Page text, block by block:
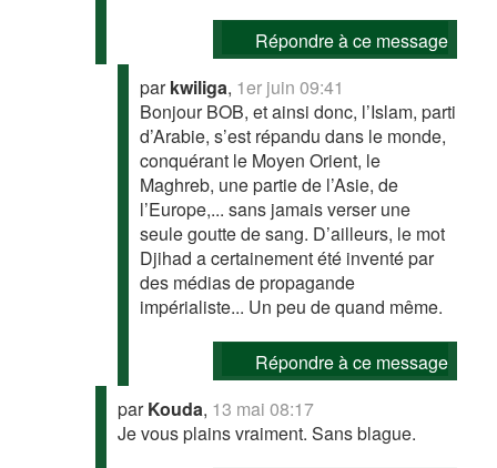
Répondre à ce message
parkwiliga, 1er juin 09:41
Bonjour BOB, et ainsi donc, l’Islam, parti
d’Arabie, s’est répandu dans le monde,
conquérant le Moyen Orient, le
Maghreb, une partie de l’Asie, de
l’Europe,... sans jamais verser une
seule goutte de sang. D’ailleurs, le mot
Djihad a certainement été inventé par
des médias de propagande
impérialiste... Un peu de quand même.
Répondre à ce message
parKouda, 13 mai 08:17
Je vous plains vraiment. Sans blague.